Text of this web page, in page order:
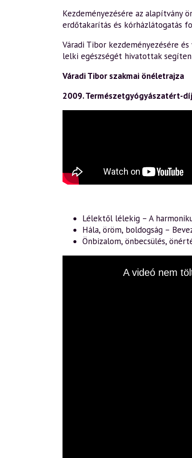
Kezdeményezésére az alapítvány
erdőtakarítás és kórházlátogatás
Váradi Tibor kezdeményezésére
lelki egészségét hivatottak
Váradi Tibor szakmai önéletrajza
2009. Természetgyógyászatért-díj
Lélektől lélekig – A
Hála, öröm, boldogság –
Önbizalom, önbecsülés,
A videó nem